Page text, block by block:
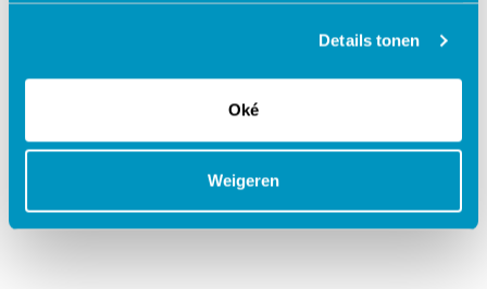
Details tonen
Oké
Weigeren